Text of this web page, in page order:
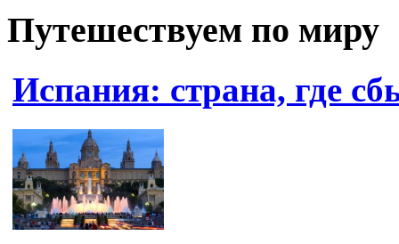
Путешествуем по миру
Испания: страна, где